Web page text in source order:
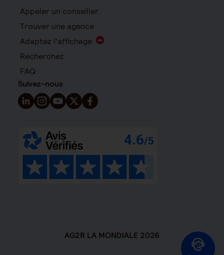
Appeler un conseiller
Trouver une agence
Adaptez l'affichage
Recherchez
FAQ
Suivez-nous
Suivez-nous sur LinkedIn - Nouvelle fenêtre
Suivez-nous sur Instagram - Nouvelle fenêtre
Suivez-nous sur YouTube - Nouvelle fenêtre
Suivez-nous sur X - Nouvelle fenêtre
Suivez-nous sur Facebook - Nouvelle
AG2R LA MONDIALE 2026